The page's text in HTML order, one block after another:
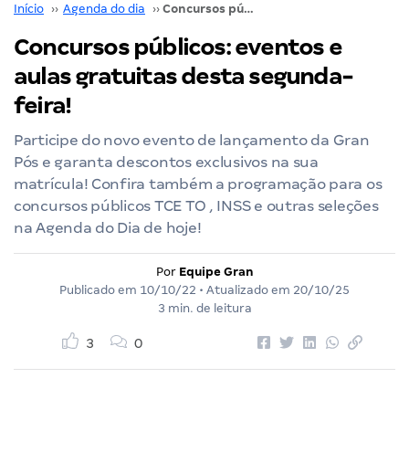
Início ›› Agenda do dia ›› Concursos públicos: eventos e aulas gratuitas desta segunda-feira!
Concursos públicos: eventos e
aulas gratuitas desta segunda-
feira!
Participe do novo evento de lançamento da Gran
Pós e garanta descontos exclusivos na sua
matrícula! Confira também a programação para os
concursos públicos TCE TO , INSS e outras seleções
na Agenda do Dia de hoje!
Por Equipe Gran
Publicado em 10/10/22 • Atualizado em 20/10/25
3 min. de leitura
3 0